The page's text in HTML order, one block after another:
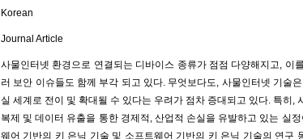
Korean
Journal Article
사물인터넷 환경으로 연결되는 디바이스 종류가 점점 다양해지고, 이
러 보안 이슈들도 함께 부각 되고 있다. 무엇보다도, 사물인터넷 기술
실 세계로 전이 및 확대될 수 있다는 우려가 점차 증대되고 있다. 특히
복제 및 데이터 유출을 통한 경제적, 산업적 손실을 유발하고 있는 실
웨어 기반의 키 은닉 기술 및 소프트웨어 기반의 키 은닉 기술의 연구